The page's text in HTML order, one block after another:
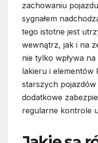
zachowaniu
sygnałem
tego istotne jest
wewnątrz, jak i na
nie tylko wpływa
lakieru i elementów
starszych
dodatkowe
regularne kontrole